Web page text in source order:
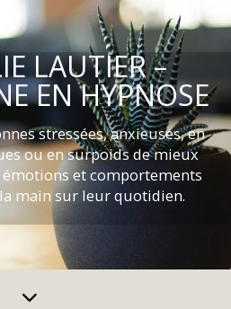
LAUTIER –
EN HYPNOSE
stressées, anxieuses, en
ou en surpoids de mieux
et comportements
main sur leur quotidien.